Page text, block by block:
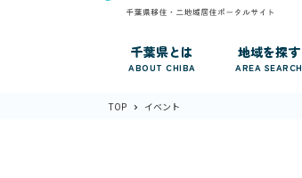
千葉県とは
ABOUT CHIBA
地域を探す
AREA SEARCH
TOP イベント